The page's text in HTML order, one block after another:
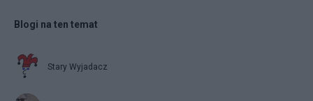
Blogi na ten temat
Stary Wyjadacz